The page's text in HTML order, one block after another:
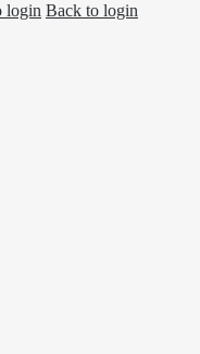
login Back to login